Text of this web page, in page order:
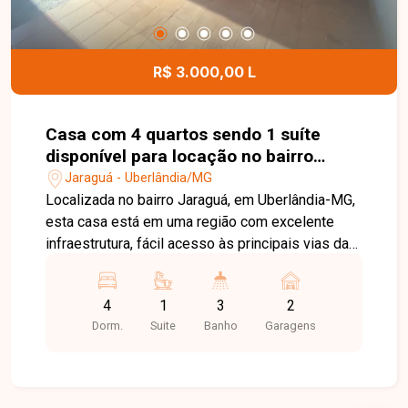
e gás canalizado já inclusos na taxa condominial.
Como diferencial, a taxa de condomínio já está
inclusa no valor da locação, proporcionando ainda
funcional, completo e com ótima infraestrutura de
lazer e segurança no bairro Shopping Park.
Agende uma visita e venha conhecer todos os
detalhes deste imóvel.
R$ 3.000,00 L
Casa com 4 quartos sendo 1 suíte
disponível para locação no bairro
Jaraguá em Uberlândia-MG.
Jaraguá - Uberlândia/MG
Localizada no bairro Jaraguá, em Uberlândia-MG,
esta casa está em uma região com excelente
infraestrutura, fácil acesso às principais vias da
farmácias, universidades, restaurantes e
diversos comércios e serviços, proporcionando
praticidade e conforto para o dia a dia. O imóvel
4
Dorm.
1
Suite
3
Banho
2
Garagens